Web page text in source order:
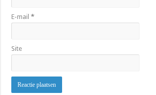
E-mail*
Site